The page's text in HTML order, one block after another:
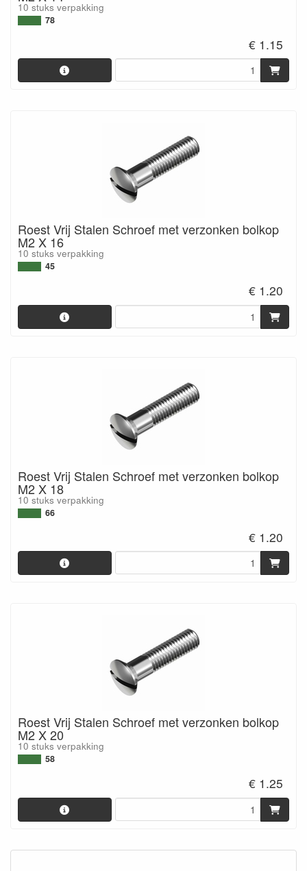
10 stuks verpakking
78
€ 1.15
Roest Vrij Stalen Schroef met verzonken bolkop
M2 X 16
10 stuks verpakking
45
€ 1.20
Roest Vrij Stalen Schroef met verzonken bolkop
M2 X 18
10 stuks verpakking
66
€ 1.20
Roest Vrij Stalen Schroef met verzonken bolkop
M2 X 20
10 stuks verpakking
58
€ 1.25